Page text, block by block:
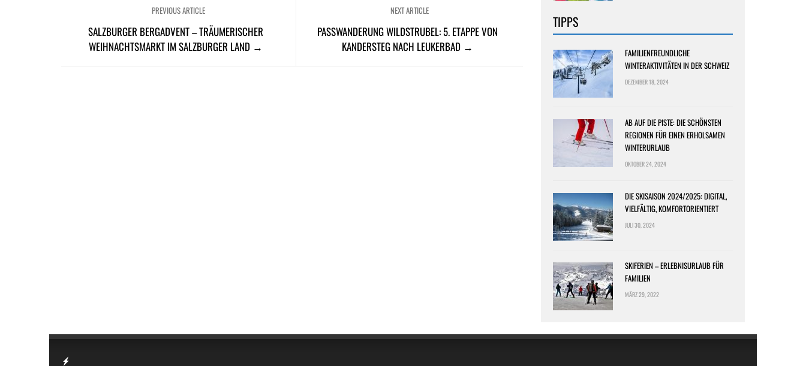
PREVIOUS ARTICLE
SALZBURGER BERGADVENT – TRÄUMERISCHER
WEIHNACHTSMARKT IM SALZBURGER LAND →
NEXT ARTICLE
PASSWANDERUNG WILDSTRUBEL: 5. ETAPPE VON
KANDERSTEG NACH LEUKERBAD →
TIPPS
FAMILIENFREUNDLICHE
WINTERAKTIVITÄTEN IN DER SCHWEIZ
DEZEMBER 18, 2024
AB AUF DIE PISTE: DIE SCHÖNSTEN
REGIONEN FÜR EINEN ERHOLSAMEN
WINTERURLAUB
OKTOBER 24, 2024
DIE SKISAISON 2024/2025: DIGITAL,
VIELFÄLTIG, KOMFORTORIENTIERT
JULI 30, 2024
SKIFERIEN – ERLEBNISURLAUB FÜR
FAMILIEN
MÄRZ 29, 2022